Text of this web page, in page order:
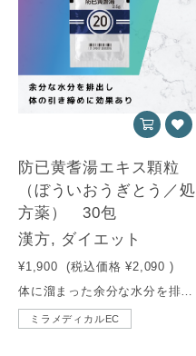
防已黄耆湯エキス顆粒
（ぼういおうぎとう／処
方薬） 30包
漢方, ダイエット
¥1,900 (税込価格 ¥2,090 )
ミラメディカルEC